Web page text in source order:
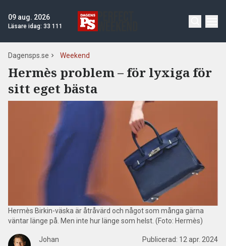
09 aug. 2026
Läsare idag: 33 111
Dagensps.se Weekend
Hermès problem – för lyxiga för
sitt eget bästa
Hermès Birkin-väska är åtråvärd och något som många gärna
väntar länge på. Men inte hur länge som helst. (Foto: Hermès)
Johan
Publicerad: 12 apr. 2024